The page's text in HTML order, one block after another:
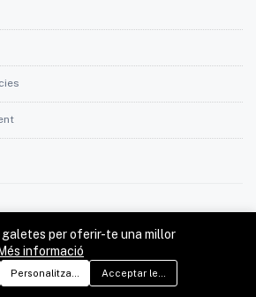
d'Imatges del SEM, Banc d'Imatges
Àngel Garcia), ACN i Envato Elements.
per oferir-te una millor
Més informació
Personalitzar preferènciesAcceptar les galetes